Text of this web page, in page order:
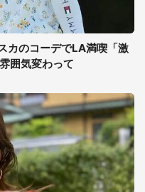
カのコーデでLA満喫「激
囲気変わって